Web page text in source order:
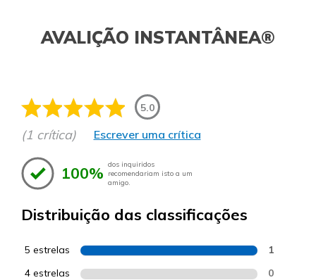
AVALIÇÃO INSTANTÂNEA®
5.0
(1 crítica) Escrever uma crítica
100% dos inquiridos
recomendariam isto a um
amigo.
Distribuição das classificações
5 estrelas 1
4 estrelas 0